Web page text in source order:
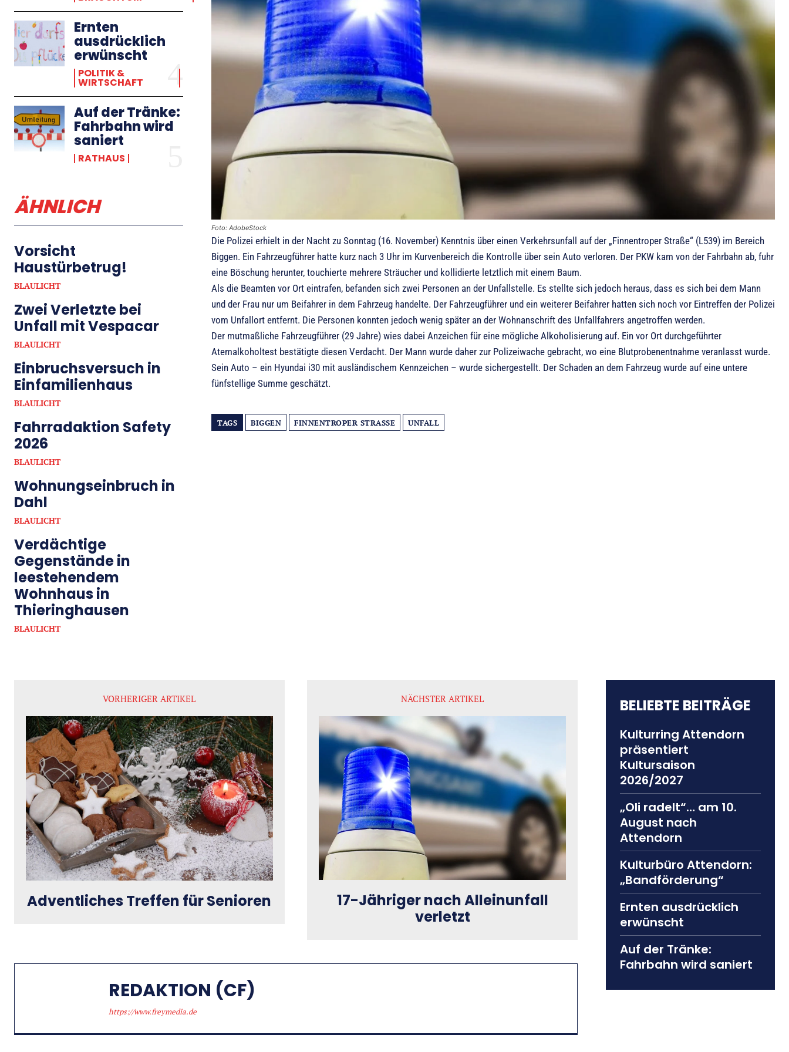
Ernten
ausdrücklich
erwünscht
POLITIK &
WIRTSCHAFT
Auf der Tränke:
Fahrbahn wird
saniert
RATHAUS
ÄHNLICH
Vorsicht
Haustürbetrug!
BLAULICHT
Zwei Verletzte bei
Unfall mit Vespacar
BLAULICHT
Einbruchsversuch in
Einfamilienhaus
BLAULICHT
Fahrradaktion Safety
2026
BLAULICHT
Wohnungseinbruch in
Dahl
BLAULICHT
Verdächtige
Gegenstände in
leestehendem
Wohnhaus in
Thieringhausen
BLAULICHT
Foto: AdobeStock
Die Polizei erhielt in der Nacht zu Sonntag (16. November) Kenntnis über einen Verkehrsunfall auf der „Finnentroper Straße“ (L539) im Bereich
Biggen. Ein Fahrzeugführer hatte kurz nach 3 Uhr im Kurvenbereich die Kontrolle über sein Auto verloren. Der PKW kam von der Fahrbahn ab, fuhr
eine Böschung herunter, touchierte mehrere Sträucher und kollidierte letztlich mit einem Baum.
Als die Beamten vor Ort eintrafen, befanden sich zwei Personen an der Unfallstelle. Es stellte sich jedoch heraus, dass es sich bei dem Mann
und der Frau nur um Beifahrer in dem Fahrzeug handelte. Der Fahrzeugführer und ein weiterer Beifahrer hatten sich noch vor Eintreffen der Polizei
vom Unfallort entfernt. Die Personen konnten jedoch wenig später an der Wohnanschrift des Unfallfahrers angetroffen werden.
Der mutmaßliche Fahrzeugführer (29 Jahre) wies dabei Anzeichen für eine mögliche Alkoholisierung auf. Ein vor Ort durchgeführter
Atemalkoholtest bestätigte diesen Verdacht. Der Mann wurde daher zur Polizeiwache gebracht, wo eine Blutprobenentnahme veranlasst wurde.
Sein Auto – ein Hyundai i30 mit ausländischem Kennzeichen – wurde sichergestellt. Der Schaden an dem Fahrzeug wurde auf eine untere
fünfstellige Summe geschätzt.
TAGS BIGGEN FINNENTROPER STRASSE UNFALL
VORHERIGER ARTIKEL
Adventliches Treffen für Senioren
NÄCHSTER ARTIKEL
17-Jähriger nach Alleinunfall
verletzt
REDAKTION (CF)
https://www.freymedia.de
BELIEBTE BEITRÄGE
Kulturring Attendorn
präsentiert
Kultursaison
2026/2027
„Oli radelt“… am 10.
August nach
Attendorn
Kulturbüro Attendorn:
„Bandförderung“
Ernten ausdrücklich
erwünscht
Auf der Tränke:
Fahrbahn wird saniert